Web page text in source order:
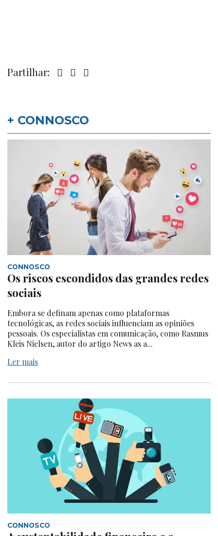
Partilhar:
+ CONNOSCO
CONNOSCO
Os riscos escondidos das grandes redes
sociais
Embora se definam apenas como plataformas
tecnológicas, as redes sociais influenciam as opiniões
pessoais. Os especialistas em comunicação, como Rasmus
Kleis Nielsen, autor do artigo News as a...
Ler mais
CONNOSCO